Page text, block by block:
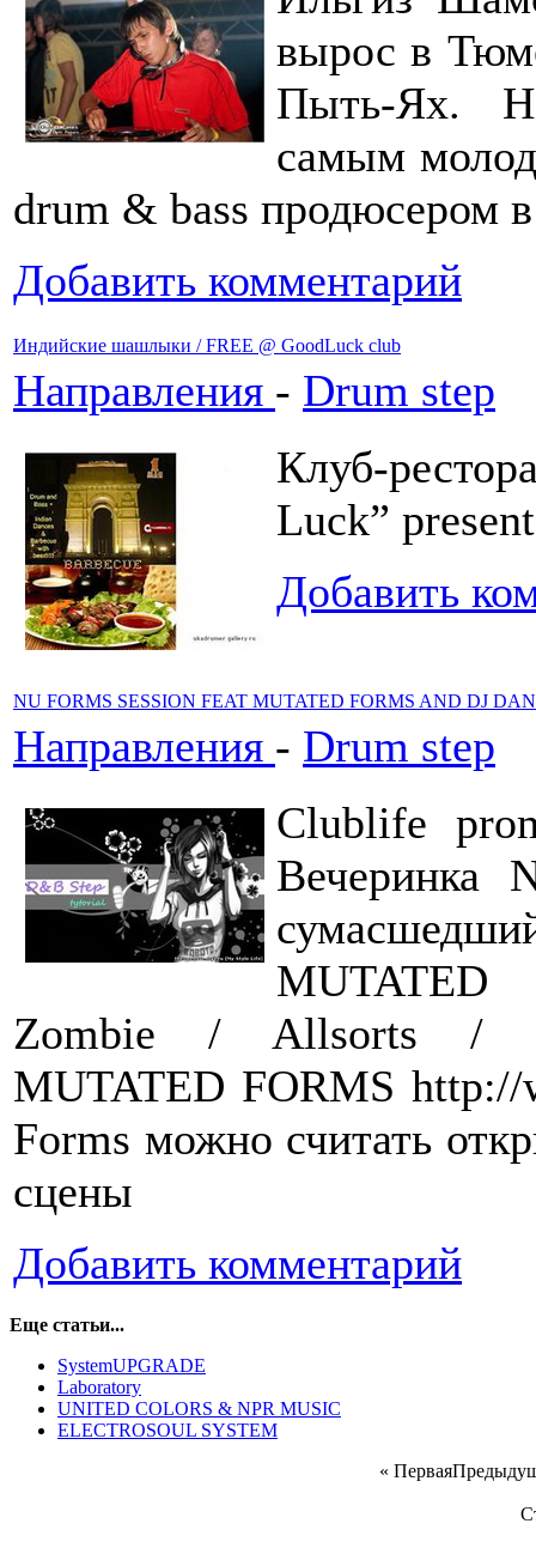
вырос в
Пыть-Ях.
самым
drum & bass продюсером
Добавить комментарий
Индийские шашлыки / FREE @ GoodLuck club
Направления - Drum step
Клуб-
Luck”
Добавить
NU FORMS SESSION FEAT MUTATED FORMS AND DJ
Направления - Drum step
Clublife
Вечеринка
Zombie / Allsorts /
MUTATED FORMS http://
Forms можно считать
сцены
Добавить комментарий
Еще статьи...
SystemUPGRADE
Laboratory
UNITED COLORS & NPR MUSIC
ELECTROSOUL SYSTEM
« Первая